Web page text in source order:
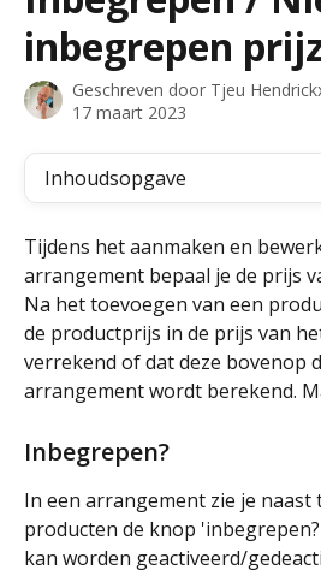
inbegrepen
Geschreven door Tjeu
17 maart 2023
Inhoudsopgave
Tijdens het aanmaken en
arrangement bepaal je de prijs
Na het toevoegen van een
de productprijs in de prijs van
verrekend of dat deze bovenop
arrangement wordt berekend.
Inbegrepen?
In een arrangement zie je naast
producten de knop
kan worden geactiveerd/